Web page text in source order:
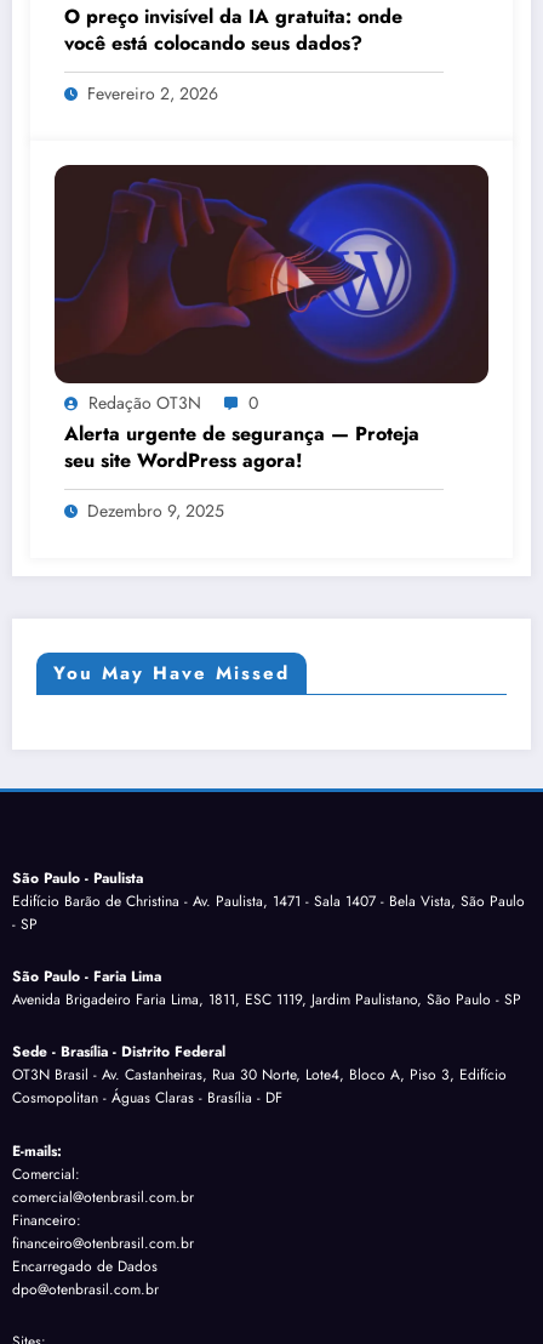
O preço invisível da IA gratuita: onde
você está colocando seus dados?
Fevereiro 2, 2026
Redação OT3N 0
Alerta urgente de segurança — Proteja
seu site WordPress agora!
Dezembro 9, 2025
You May Have Missed
São Paulo - Paulista
Edifício Barão de Christina - Av. Paulista, 1471 - Sala 1407 - Bela Vista, São Paulo
- SP
São Paulo - Faria Lima
Avenida Brigadeiro Faria Lima, 1811, ESC 1119, Jardim Paulistano, São Paulo - SP
Sede - Brasília - Distrito Federal
OT3N Brasil - Av. Castanheiras, Rua 30 Norte, Lote4, Bloco A, Piso 3, Edifício
Cosmopolitan - Águas Claras - Brasília - DF
E-mails:
Comercial:
comercial@otenbrasil.com.br
Financeiro:
financeiro@otenbrasil.com.br
Encarregado de Dados
dpo@otenbrasil.com.br